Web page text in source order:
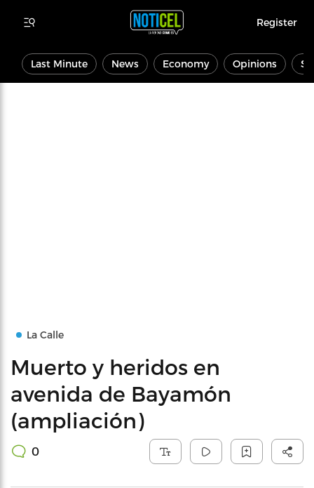
Register
Last Minute News Economy Opinions
La Calle
Muerto y heridos en
avenida de Bayamón
(ampliación)
0